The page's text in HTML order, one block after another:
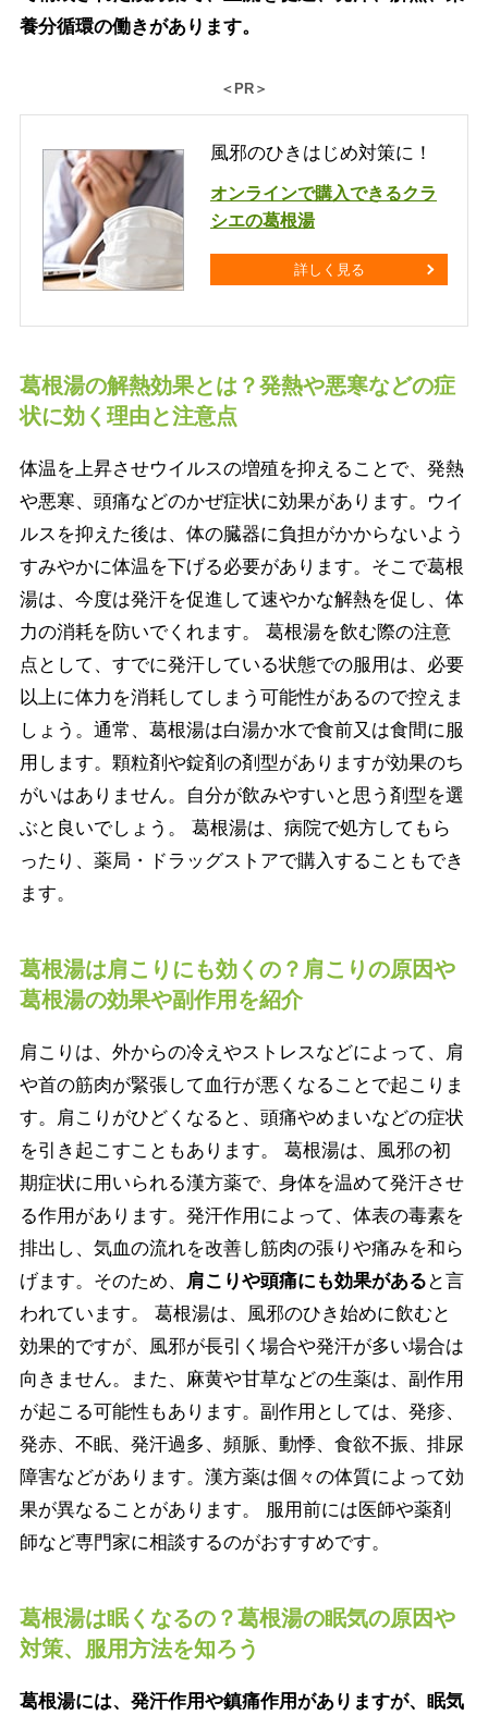
養分循環の働きがあります。
＜PR＞
風邪のひきはじめ対策に！
オンラインで購入できるクラ
シエの葛根湯
詳しく見る
葛根湯の解熱効果とは？発熱や悪寒などの症
状に効く理由と注意点
体温を上昇させウイルスの増殖を抑えることで、発熱
や悪寒、頭痛などのかぜ症状に効果があります。ウイ
ルスを抑えた後は、体の臓器に負担がかからないよう
すみやかに体温を下げる必要があります。そこで葛根
湯は、今度は発汗を促進して速やかな解熱を促し、体
力の消耗を防いでくれます。 葛根湯を飲む際の注意
点として、すでに発汗している状態での服用は、必要
以上に体力を消耗してしまう可能性があるので控えま
しょう。通常、葛根湯は白湯か水で食前又は食間に服
用します。顆粒剤や錠剤の剤型がありますが効果のち
がいはありません。自分が飲みやすいと思う剤型を選
ぶと良いでしょう。 葛根湯は、病院で処方してもら
ったり、薬局・ドラッグストアで購入することもでき
ます。
葛根湯は肩こりにも効くの？肩こりの原因や
葛根湯の効果や副作用を紹介
肩こりは、外からの冷えやストレスなどによって、肩
や首の筋肉が緊張して血行が悪くなることで起こりま
す。肩こりがひどくなると、頭痛やめまいなどの症状
を引き起こすこともあります。 葛根湯は、風邪の初
期症状に用いられる漢方薬で、身体を温めて発汗させ
る作用があります。発汗作用によって、体表の毒素を
排出し、気血の流れを改善し筋肉の張りや痛みを和ら
げます。そのため、 肩こりや頭痛にも効果がある と言
われています。 葛根湯は、風邪のひき始めに飲むと
効果的ですが、風邪が長引く場合や発汗が多い場合は
向きません。また、麻黄や甘草などの生薬は、副作用
が起こる可能性もあります。副作用としては、発疹、
発赤、不眠、発汗過多、頻脈、動悸、食欲不振、排尿
障害などがあります。漢方薬は個々の体質によって効
果が異なることがあります。 服用前には医師や薬剤
師など専門家に相談するのがおすすめです。
葛根湯は眠くなるの？葛根湯の眠気の原因や
対策、服用方法を知ろう
葛根湯には、発汗作用や鎮痛作用がありますが、眠気